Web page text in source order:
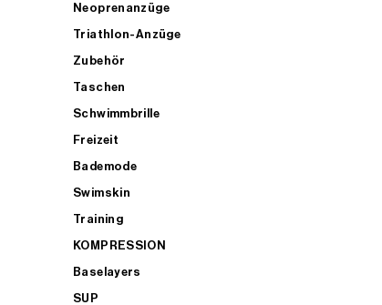
Neoprenanzüge
Triathlon-Anzüge
Zubehör
Taschen
Schwimmbrille
Freizeit
Bademode
Swimskin
Training
KOMPRESSION
Baselayers
SUP